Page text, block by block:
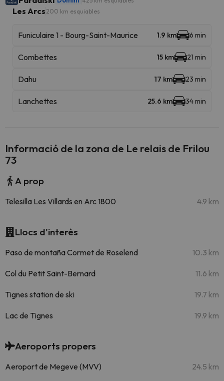
Les Arcs 200 km esquiables
Funiculaire 1 - Bourg-Saint-Maurice 1.9 km 6 min
Combettes 15 km 21 min
Dahu 17 km 23 min
Lanchettes 25.6 km 34 min
Informació de la zona de Le relais de Frilou
73
A prop
Telesilla Les Villards en Arc 1800 4.9 km
Llocs d'interès
Paso de montaña Cormet de Roselend 10.3 km
Col du Petit Saint-Bernard 11.6 km
Tignes station de ski 19.7 km
Lac de Tignes 19.9 km
Aeroports propers
Aeroport de Megeve (MVV) 24.5 km